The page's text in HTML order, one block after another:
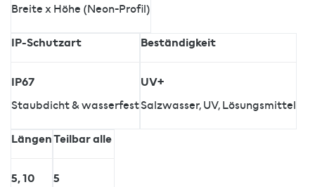
Breite x Höhe (Neon-Profil)
IP-Schutzart
IP67
Staubdicht & wasserfest
Beständigkeit
UV+
Salzwasser, UV, Lösungsmittel
Längen
5, 10
Teilbar alle
5